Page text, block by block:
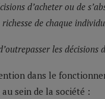
d’acheter ou de
de chaque
les décisions
dans le
sein de la société :